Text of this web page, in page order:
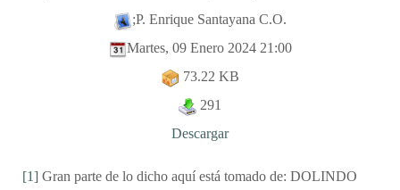
;P. Enrique Santayana C.O.
Martes, 09 Enero 2024 21:00
73.22 KB
291
Descargar
[1] Gran parte de lo dicho aquí está tomado de: DOLINDO